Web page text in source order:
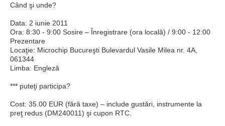
Când şi unde?
Data: 2 iunie 2011
Ora: 8:30 - 9:00 Sosire – Înregistrare (ora locală) / 9:00 - 12:00
Prezentare
Locaţie: Microchip Bucureşti Bulevardul Vasile Milea nr. 4A,
061344
Limba: Engleză
*** puteţi participa?
Cost: 35.00 EUR (fără taxe) – include gustări, instrumente la
preţ redus (DM240011) şi cupon RTC.